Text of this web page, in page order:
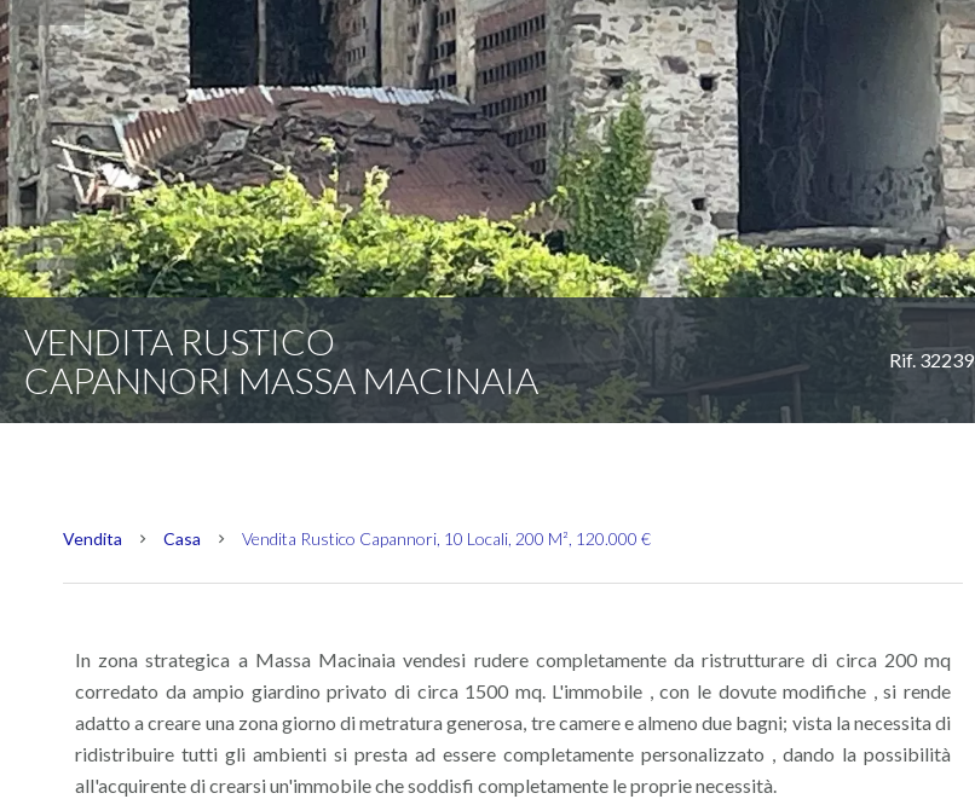
VENDITA RUSTICO
CAPANNORI MASSA MACINAIA
Rif. 32239
Vendita Casa Vendita Rustico Capannori, 10 Locali, 200 M², 120.000 €
In zona strategica a Massa Macinaia vendesi rudere completamente da ristrutturare di circa 200 mq
corredato da ampio giardino privato di circa 1500 mq. L'immobile , con le dovute modifiche , si rende
adatto a creare una zona giorno di metratura generosa, tre camere e almeno due bagni; vista la necessita di
ridistribuire tutti gli ambienti si presta ad essere completamente personalizzato , dando la possibilità
all'acquirente di crearsi un'immobile che soddisfi completamente le proprie necessità.